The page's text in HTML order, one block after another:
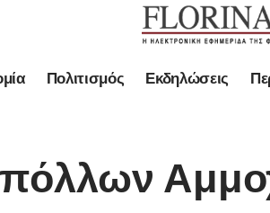
Πολιτισμός Εκδηλώσεις